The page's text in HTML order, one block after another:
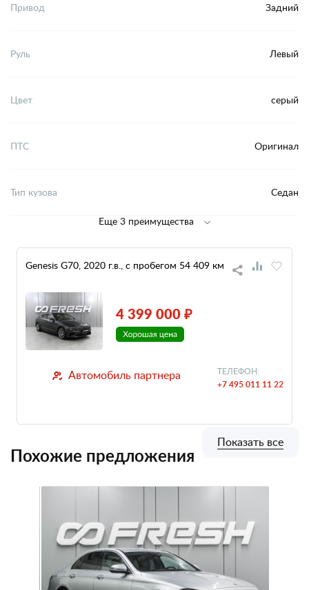
Привод Задний
Руль Левый
Цвет серый
ПТС Оригинал
Тип кузова Седан
Еще 3 преимущества
Genesis G70, 2020 г.в., с пробегом 54 409 км
4 399 000 ₽
Автомобиль партнера ТЕЛЕФОН:
+7 495 011 11 22
Похожие предложения
Показать все